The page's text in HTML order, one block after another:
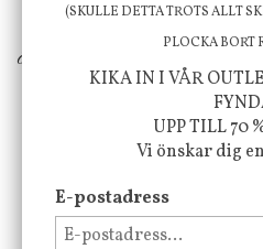
erbjuder vi omsorgsfullt
ökar trivsel i ditt hem
att öka ditt
FÖLJ OSS PÅ
(SKULLE DETTA TROTS ALLT
PLOCKA BORT
KIKA IN I VÅR
UPP TILL 70
Vi önskar dig
E-postadress